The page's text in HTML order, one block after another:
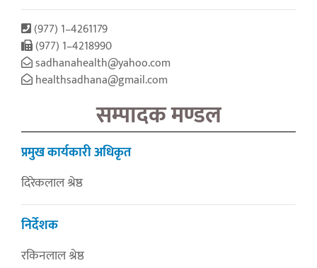
(977) 1–4261179
(977) 1–4218990
sadhanahealth@yahoo.com
healthsadhana@gmail.com
सम्पादक मण्डल
प्रमुख कार्यकारी अधिकृत
दिरेकलाल श्रेष्ठ
निर्देशक
रकिनलाल श्रेष्ठ